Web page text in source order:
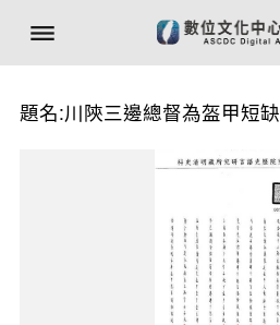
題名:川陝三邊總督為盔甲短